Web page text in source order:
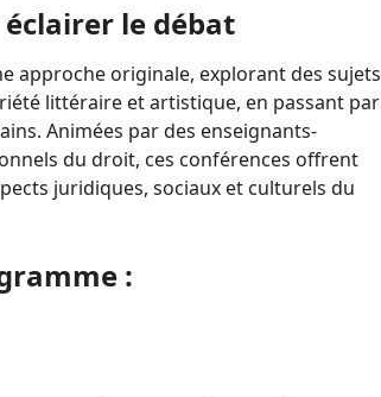
le débat
approche originale, explorant des sujets
littéraire et artistique, en passant par
Animées par des enseignants-
du droit, ces conférences offrent
juridiques, sociaux et culturels du
: